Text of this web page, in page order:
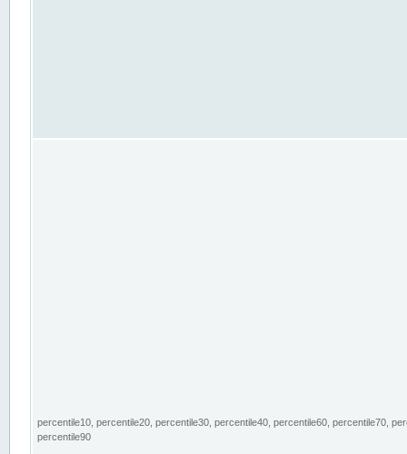
percentile10, percentile20, percentile30, percentile40, percentile60, percentile70,
percentile90